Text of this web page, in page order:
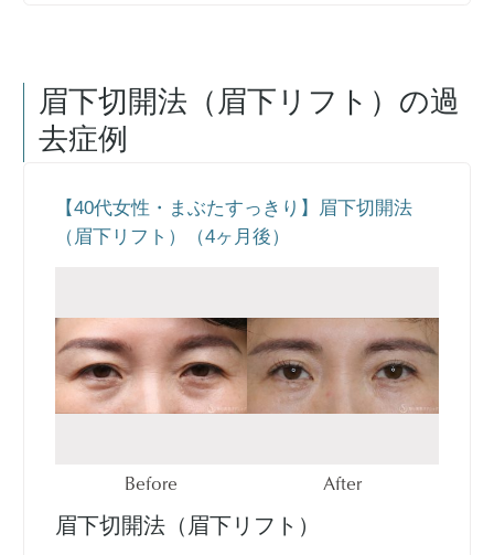
眉下切開法（眉下リフト） の過
去症例
【40代女性・まぶたすっきり】眉下切開法
（眉下リフト）（4ヶ月後）
Before After
眉下切開法（眉下リフト）